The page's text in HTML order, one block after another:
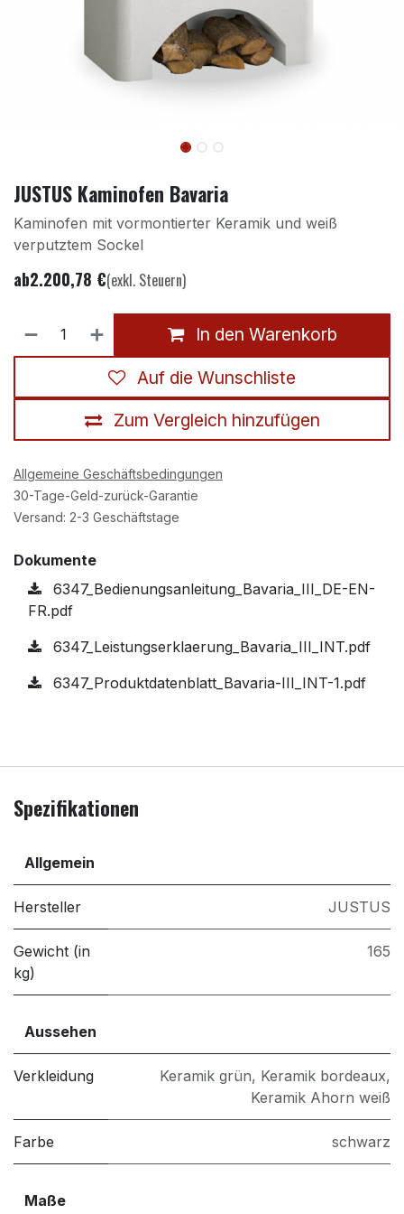
JUSTUS Kaminofen Bavaria
Kaminofen mit vormontierter Keramik und weiß
verputztem Sockel
ab2.200,78 €(exkl. Steuern)
In den Warenkorb
Zum Vergleich hinzufügen
Auf die Wunschliste
Allgemeine Geschäftsbedingungen
30-Tage-Geld-zurück-Garantie
Versand: 2-3 Geschäftstage
Dokumente
6347_Bedienungsanleitung_Bavaria_III_DE-EN-
FR.pdf
6347_Leistungserklaerung_Bavaria_III_INT.pdf
6347_Produktdatenblatt_Bavaria-III_INT-1.pdf
Spezifikationen
Allgemein
Hersteller JUSTUS
Gewicht (in
kg)
165
Aussehen
Verkleidung Keramik grün, Keramik bordeaux,
Keramik Ahorn weiß
Farbe schwarz
Maße